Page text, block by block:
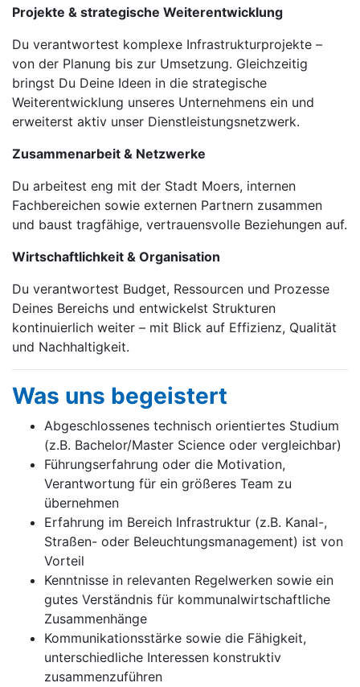
Projekte & strategische Weiterentwicklung
Du verantwortest komplexe Infrastrukturprojekte –
von der Planung bis zur Umsetzung. Gleichzeitig
bringst Du Deine Ideen in die strategische
Weiterentwicklung unseres Unternehmens ein und
erweiterst aktiv unser Dienstleistungsnetzwerk.
Zusammenarbeit & Netzwerke
Du arbeitest eng mit der Stadt Moers, internen
Fachbereichen sowie externen Partnern zusammen
und baust tragfähige, vertrauensvolle Beziehungen auf.
Wirtschaftlichkeit & Organisation
Du verantwortest Budget, Ressourcen und Prozesse
Deines Bereichs und entwickelst Strukturen
kontinuierlich weiter – mit Blick auf Effizienz, Qualität
und Nachhaltigkeit.
Was uns begeistert
Abgeschlossenes technisch orientiertes Studium
(z.B. Bachelor/Master Science oder vergleichbar)
Führungserfahrung oder die Motivation,
Verantwortung für ein größeres Team zu
übernehmen
Erfahrung im Bereich Infrastruktur (z.B. Kanal-,
Straßen- oder Beleuchtungsmanagement) ist von
Vorteil
Kenntnisse in relevanten Regelwerken sowie ein
gutes Verständnis für kommunalwirtschaftliche
Zusammenhänge
Kommunikationsstärke sowie die Fähigkeit,
unterschiedliche Interessen konstruktiv
zusammenzuführen